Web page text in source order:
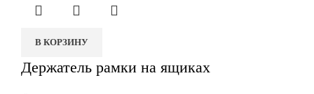
В КОРЗИНУ
Держатель рамки на ящиках